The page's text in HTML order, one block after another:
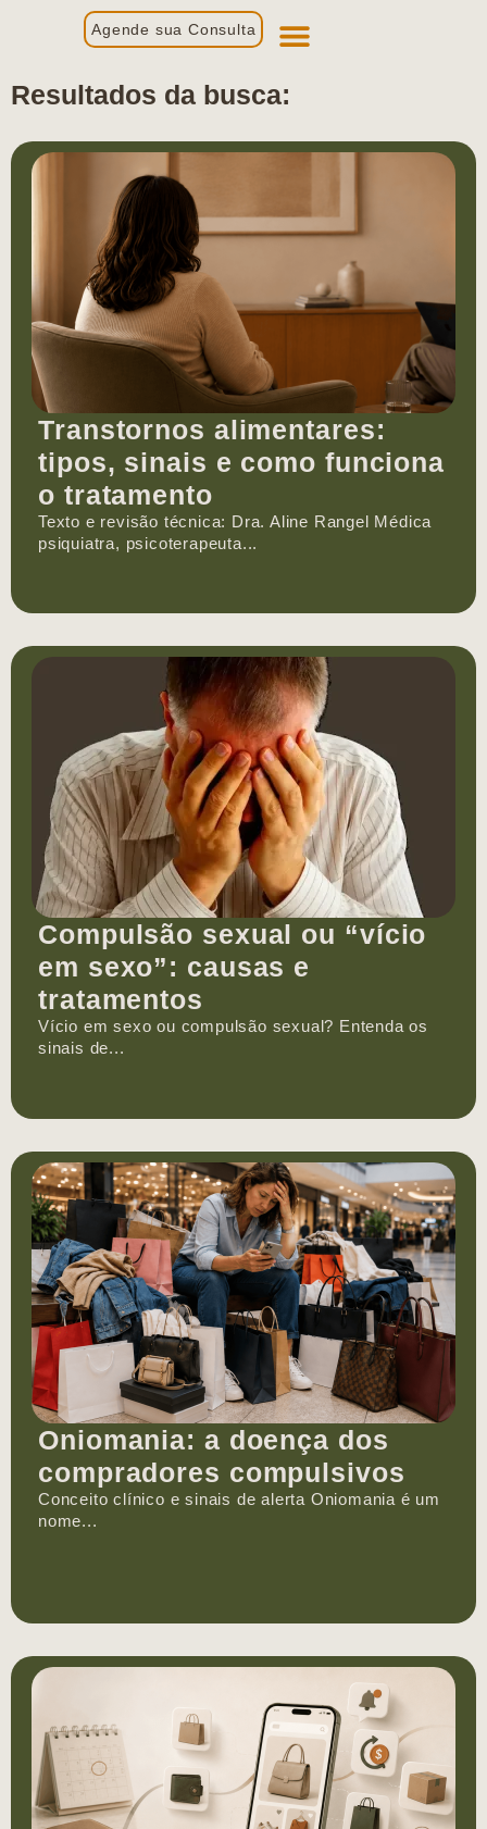
Agende sua Consulta
Resultados da busca:
Transtornos alimentares:
tipos, sinais e como funciona
o tratamento
Texto e revisão técnica: Dra. Aline Rangel Médica
psiquiatra, psicoterapeuta...
Compulsão sexual ou “vício
em sexo”: causas e
tratamentos
Vício em sexo ou compulsão sexual? Entenda os
sinais de...
Oniomania: a doença dos
compradores compulsivos
Conceito clínico e sinais de alerta Oniomania é um
nome...